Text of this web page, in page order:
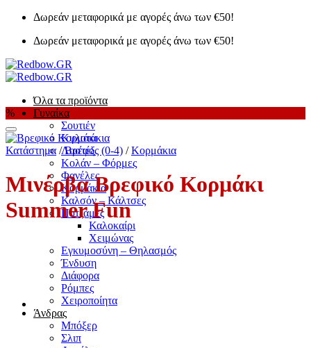
Μετάβαση
περιεχόμενο
Δωρεάν μεταφορικά με αγορές άνω των €50!
Δωρεάν μεταφορικά με αγορές άνω των €50!
Όλα τα προϊόντα
Γυναίκα
Σουτιέν
Κυλοτάκια
Λαστέξ
Κολάν – Φόρμες
Φανέλες
Κορμάκια
Καλσόν – Κάλτσες
Πυτζάμες
Καλοκαίρι
Χειμώνας
Εγκυμοσύνη – Θηλασμός
Ένδυση
Διάφορα
Ρόμπες
Χειροποίητα
Άνδρας
Μπόξερ
Σλιπ
%
Κατάστημα / Βρέφος (0-4) / Κορμάκια
Μινέρβα Βρεφικό Κορμάκι
Summer Fun